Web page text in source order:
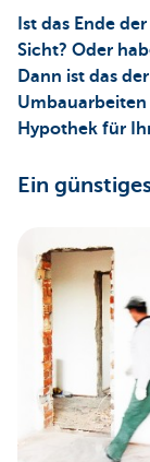
Ist das Ende
Sicht? Oder
Dann ist das
Hypothek für
Ein